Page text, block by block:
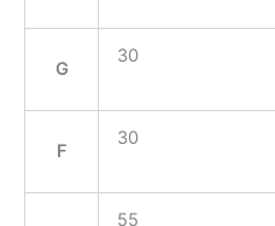
G
30
F
30
55